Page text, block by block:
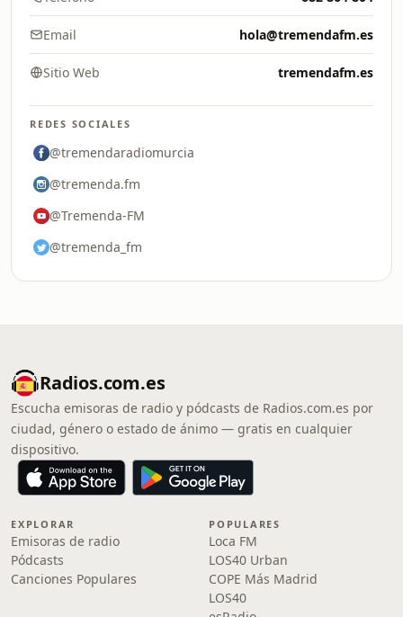
Email hola@tremendafm.es
Sitio Web tremendafm.es
REDES SOCIALES
@tremendaradiomurcia
@tremenda.fm
@Tremenda-FM
@tremenda_fm
Radios.com.es
Escucha emisoras de radio y pódcasts de Radios.com.es por
ciudad, género o estado de ánimo — gratis en cualquier
dispositivo.
EXPLORAR
Emisoras de radio
Pódcasts
Canciones Populares
POPULARES
Loca FM
LOS40 Urban
COPE Más Madrid
LOS40